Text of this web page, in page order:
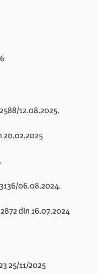
12.08.2025.
20.02.2025
06.08.2024.
din 16.07.2024
25/11/2025